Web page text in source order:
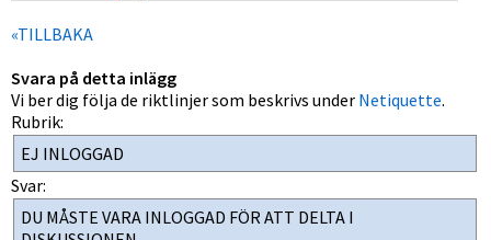
«TILLBAKA
Svara på detta inlägg
Vi ber dig följa de riktlinjer som beskrivs under Netiquette.
Rubrik:
Svar: